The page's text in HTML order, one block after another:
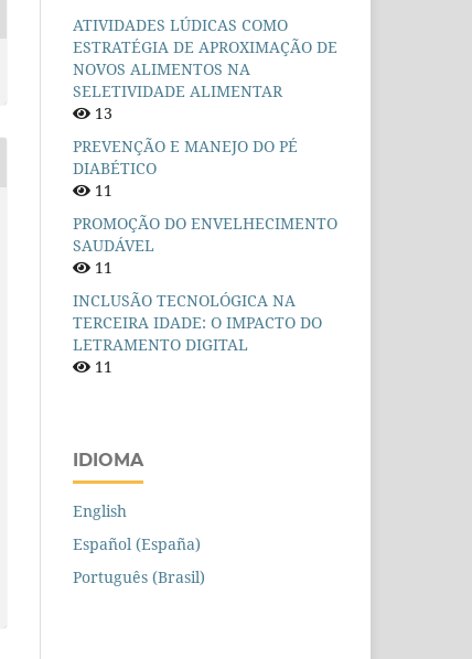
ATIVIDADES LÚDICAS COMO
ESTRATÉGIA DE APROXIMAÇÃO DE
NOVOS ALIMENTOS NA
SELETIVIDADE ALIMENTAR
13
PREVENÇÃO E MANEJO DO PÉ
DIABÉTICO
11
PROMOÇÃO DO ENVELHECIMENTO
SAUDÁVEL
11
INCLUSÃO TECNOLÓGICA NA
TERCEIRA IDADE: O IMPACTO DO
LETRAMENTO DIGITAL
11
IDIOMA
English
Español (España)
Português (Brasil)